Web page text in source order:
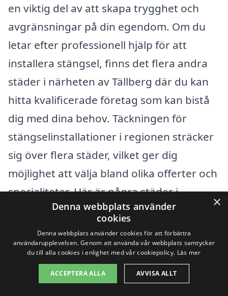
en viktig del av att skapa trygghet och
avgränsningar på din egendom. Om du
letar efter professionell hjälp för att
installera stängsel, finns det flera andra
städer i närheten av Tällberg där du kan
hitta kvalificerade företag som kan bistå
dig med dina behov. Täckningen för
stängselinstallationer i regionen sträcker
sig över flera städer, vilket ger dig
möjlighet att välja bland olika offerter och
specialiteter. Här är några städer i
närheten som kan vara värda att kolla in:
Leksand
Rättvik
×
Denna webbplats använder
cookies
Denna webbplats använder cookies för att förbättra
användarupplevelsen. Genom att använda vår webbplats samtycker
du till alla cookies i enlighet med vår cookiepolicy. Läs mer
ACCEPTERA ALLA AVVISA ALLT